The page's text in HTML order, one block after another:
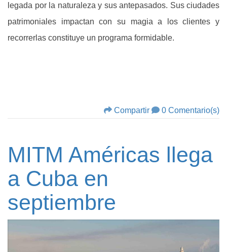
legada por la naturaleza y sus antepasados. Sus ciudades
patrimoniales impactan con su magia a los clientes y
recorrerlas constituye un programa formidable.
Compartir 0 Comentario(s)
MITM Américas llega
a Cuba en
septiembre